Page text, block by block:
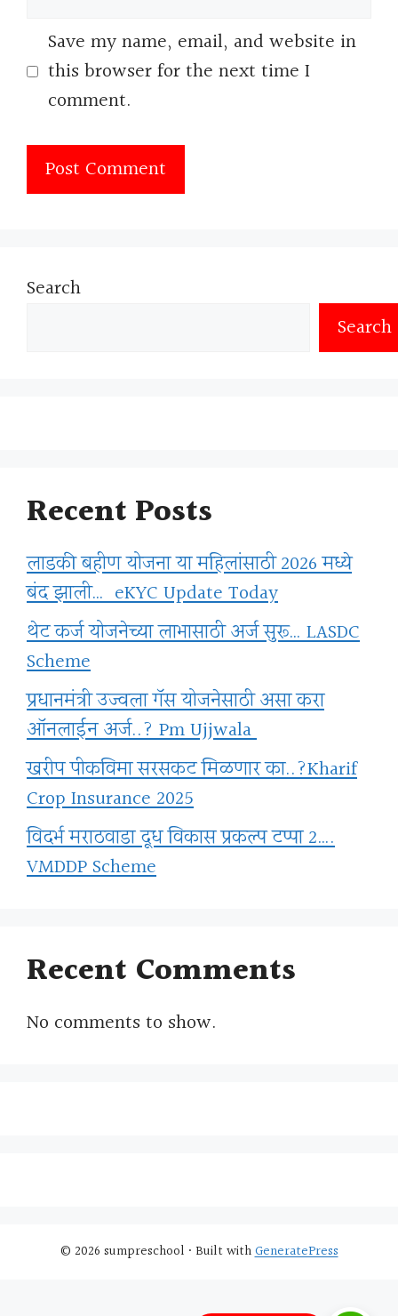
Save my name, email, and website in
this browser for the next time I
comment.
Search
Search
Recent Posts
लाडकी बहीण योजना या महिलांसाठी 2026 मध्ये
बंद झाली… eKYC Update Today
थेट कर्ज योजनेच्या लाभासाठी अर्ज सुरू… LASDC
Scheme
प्रधानमंत्री उज्वला गॅस योजनेसाठी असा करा
ऑनलाईन अर्ज..? Pm Ujjwala
खरीप पीकविमा सरसकट मिळणार का..?Kharif
Crop Insurance 2025
विदर्भ मराठवाडा दूध विकास प्रकल्प टप्पा 2….
VMDDP Scheme
Recent Comments
No comments to show.
© 2026 sumpreschool • Built withGeneratePress